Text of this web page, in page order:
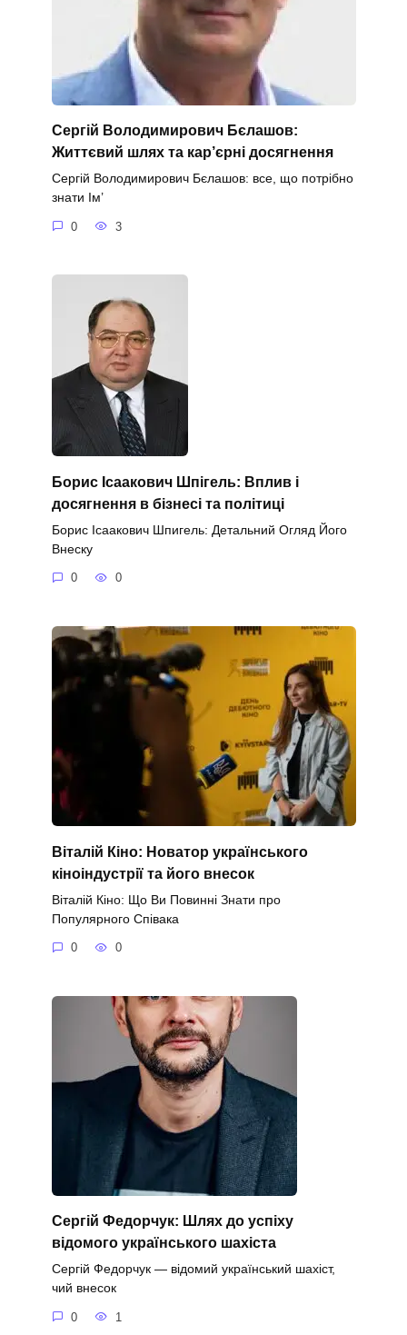
Сергій Володимирович Бєлашов:
Життєвий шлях та кар’єрні досягнення
Сергій Володимирович Бєлашов: все, що потрібно
знати Ім’
0 3
Борис Ісаакович Шпігель: Вплив і
досягнення в бізнесі та політиці
Борис Ісаакович Шпигель: Детальний Огляд Його
Внеску
0 0
Віталій Кіно: Новатор українського
кіноіндустрії та його внесок
Віталій Кіно: Що Ви Повинні Знати про
Популярного Співака
0 0
Сергій Федорчук: Шлях до успіху
відомого українського шахіста
Сергій Федорчук — відомий український шахіст,
чий внесок
0 1